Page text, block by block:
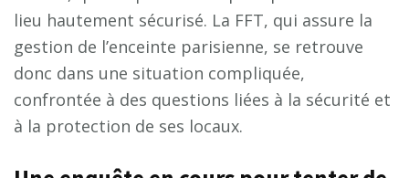
lieu hautement sécurisé. La FFT, qui assure la
gestion de l’enceinte parisienne, se retrouve
donc dans une situation compliquée,
confrontée à des questions liées à la sécurité et
à la protection de ses locaux.